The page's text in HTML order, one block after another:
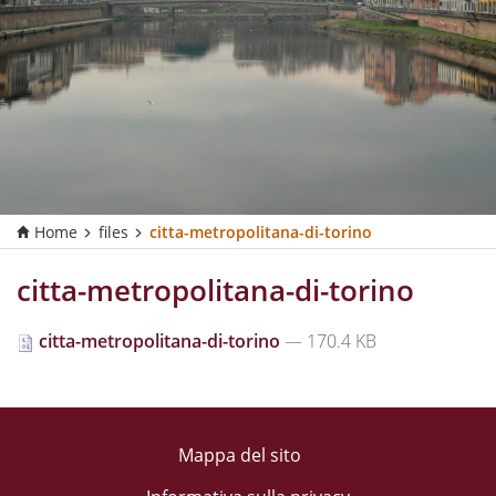
Home files citta-metropolitana-di-torino
citta-metropolitana-di-torino
citta-metropolitana-di-torino — 170.4 KB
Mappa del sito